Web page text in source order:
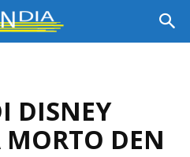
DISNEY
DEN